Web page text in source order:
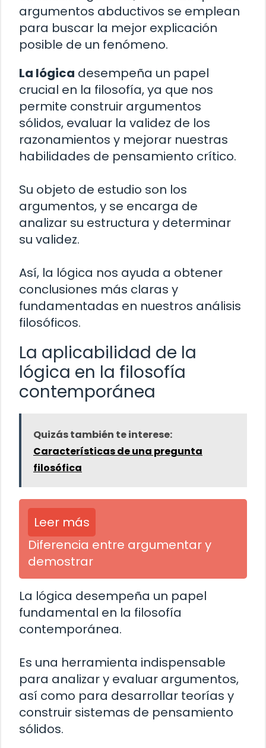
argumentos abductivos se emplean
para buscar la mejor explicación
posible de un fenómeno.
La lógica desempeña un papel
crucial en la filosofía, ya que nos
permite construir argumentos
sólidos, evaluar la validez de los
razonamientos y mejorar nuestras
habilidades de pensamiento crítico.
Su objeto de estudio son los
argumentos, y se encarga de
analizar su estructura y determinar
su validez.
Así, la lógica nos ayuda a obtener
conclusiones más claras y
fundamentadas en nuestros análisis
filosóficos.
La aplicabilidad de la
lógica en la filosofía
contemporánea
Quizás también te interese:
Características de una pregunta
filosófica
Leer más
Diferencia entre argumentar y
demostrar
La lógica desempeña un papel
fundamental en la filosofía
contemporánea.
Es una herramienta indispensable
para analizar y evaluar argumentos,
así como para desarrollar teorías y
construir sistemas de pensamiento
sólidos.